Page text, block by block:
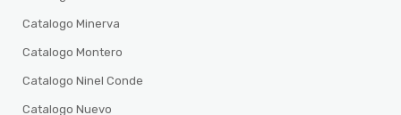
Catalogo Minerva
Catalogo Montero
Catalogo Ninel Conde
Catalogo Nuevo